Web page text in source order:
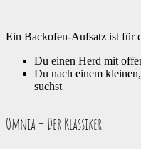
Ein Backofen-Aufsatz ist für
Du einen Herd mit
Du nach einem
suchst
Omnia – Der Klassiker